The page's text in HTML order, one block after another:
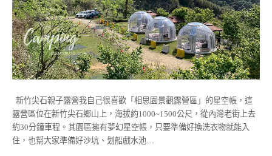
新竹尖石親子露營我自己很喜歡「相思園景觀露營區」的星空帳，這
露營區位在新竹尖石鄉山上，海拔約1000~1500公尺，從內灣老街上去
約30分鐘車程。其園區擁有夢幻星空帳，只要準備好換洗衣物就能入
住，也幫大家準備好沙坑、划船戲水池…